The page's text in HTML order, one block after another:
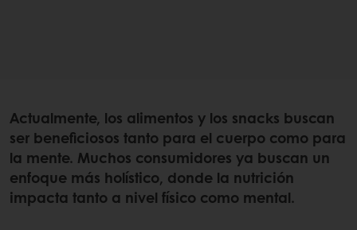
Actualmente, los alimentos y los snacks buscan
ser beneficiosos tanto para el cuerpo como para
la mente. Muchos consumidores ya buscan un
enfoque más holístico, donde la nutrición
impacta tanto a nivel físico como mental.